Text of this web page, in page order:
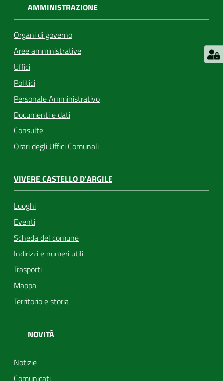
AMMINISTRAZIONE
Organi di governo
Aree amministrative
Uffici
Politici
Personale Amministrativo
Documenti e dati
Consulte
Orari degli Uffici Comunali
VIVERE CASTELLO D'ARGILE
Luoghi
Eventi
Scheda del comune
Indirizzi e numeri utili
Trasporti
Mappa
Territorio e storia
NOVITÀ
Notizie
Comunicati